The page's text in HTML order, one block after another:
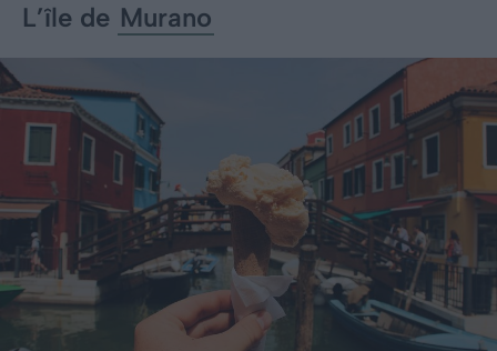
L’île de Murano